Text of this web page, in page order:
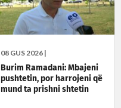
08 GUS 2026 |
Burim Ramadani: Mbajeni
pushtetin, por harrojeni që
mund ta prishni shtetin